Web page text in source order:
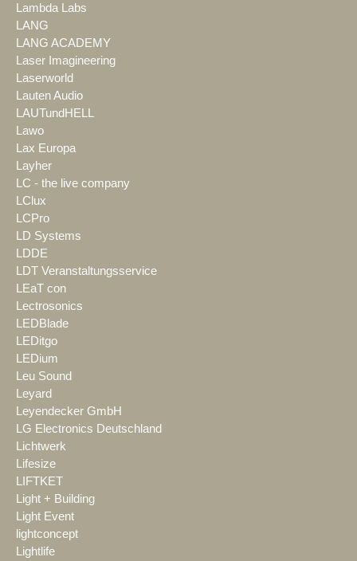
Lambda Labs
LANG
LANG ACADEMY
Laser Imagineering
Laserworld
Lauten Audio
LAUTundHELL
Lawo
Lax Europa
Layher
LC - the live company
LClux
LCPro
LD Systems
LDDE
LDT Veranstaltungsservice
LEaT con
Lectrosonics
LEDBlade
LEDitgo
LEDium
Leu Sound
Leyard
Leyendecker GmbH
LG Electronics Deutschland
Lichtwerk
Lifesize
LIFTKET
Light + Building
Light Event
lightconcept
Lightlife